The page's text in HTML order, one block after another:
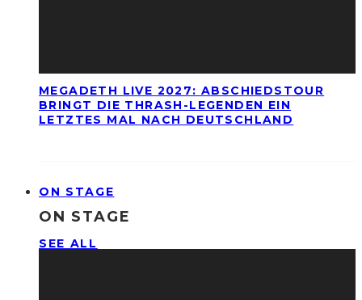
MEGADETH LIVE 2027: ABSCHIEDSTOUR
BRINGT DIE THRASH-LEGENDEN EIN
LETZTES MAL NACH DEUTSCHLAND
ON STAGE
ON STAGE
SEE ALL